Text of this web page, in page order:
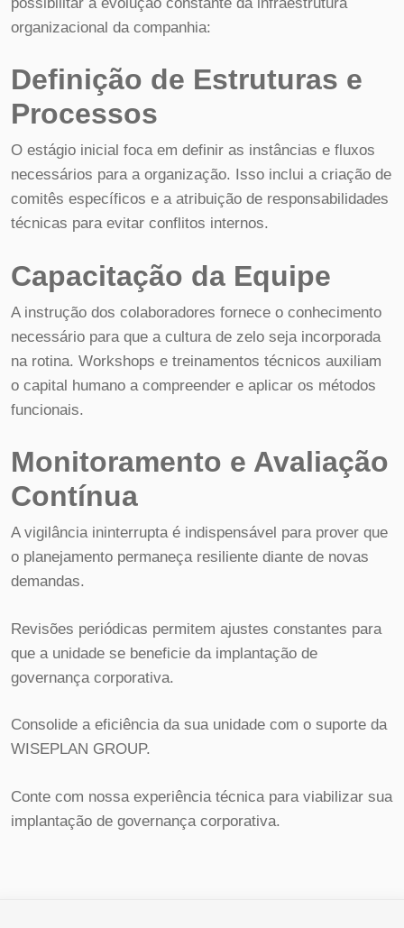
organizacional da companhia:
Definição de Estruturas e
Processos
O estágio inicial foca em definir as instâncias e fluxos
necessários para a organização. Isso inclui a criação de
comitês específicos e a atribuição de responsabilidades
técnicas para evitar conflitos internos.
Capacitação da Equipe
A instrução dos colaboradores fornece o conhecimento
necessário para que a cultura de zelo seja incorporada
na rotina. Workshops e treinamentos técnicos auxiliam
o capital humano a compreender e aplicar os métodos
funcionais.
Monitoramento e Avaliação
Contínua
A vigilância ininterrupta é indispensável para prover que
o planejamento permaneça resiliente diante de novas
demandas.
Revisões periódicas permitem ajustes constantes para
que a unidade se beneficie da implantação de
governança corporativa.
Consolide a eficiência da sua unidade com o suporte da
WISEPLAN GROUP.
Conte com nossa experiência técnica para viabilizar sua
implantação de governança corporativa.